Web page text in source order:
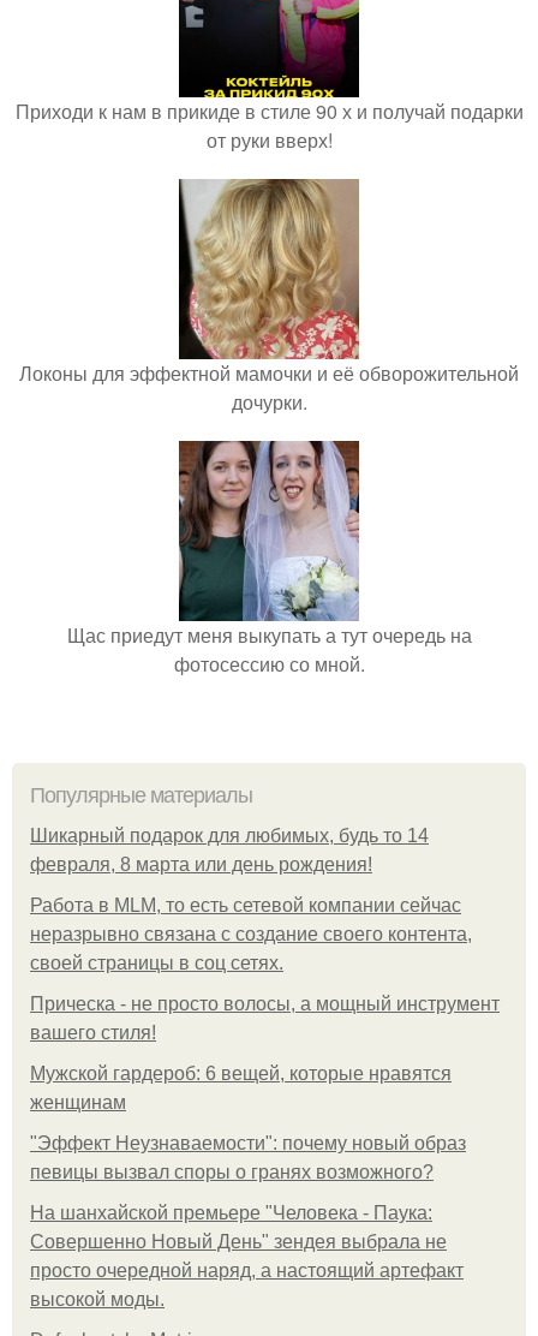
Приходи к нам в прикиде в стиле 90 х и получай подарки
от руки вверх!
Локоны для эффектной мамочки и её обворожительной
дочурки.
Щас приедут меня выкупать а тут очередь на
фотосессию со мной.
Популярные материалы
Шикарный подарок для любимых, будь то 14
февраля, 8 марта или день рождения!
Работа в MLM, то есть сетевой компании сейчас
неразрывно связана с создание своего контента,
своей страницы в соц сетях.
Прическа - не просто волосы, а мощный инструмент
вашего стиля!
Мужской гардероб: 6 вещей, которые нравятся
женщинам
"Эффект Неузнаваемости": почему новый образ
певицы вызвал споры о гранях возможного?
На шанхайской премьере "Человека - Паука:
Совершенно Новый День" зендея выбрала не
просто очередной наряд, а настоящий артефакт
высокой моды.